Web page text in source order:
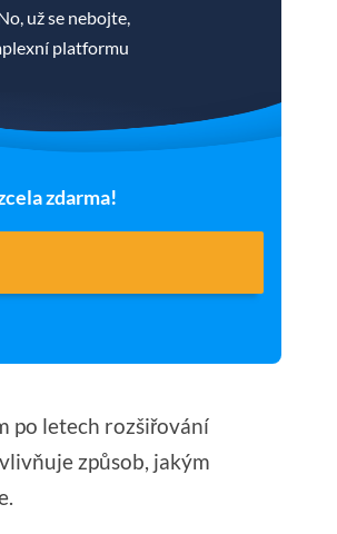
už se nebojte,
platformu
zdarma!
po letech rozšiřování
způsob, jakým